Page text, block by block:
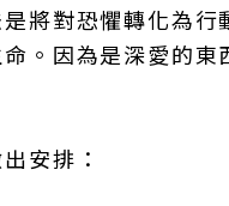
將對恐懼轉化為行
。因為是深愛的
安排：